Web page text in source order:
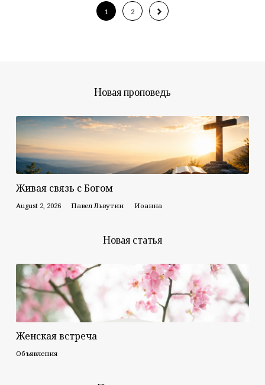
1 2
Новая проповедь
Живая связь с Богом
August 2, 2026 Павел Львутин Иоанна
Новая статья
Женская встреча
Объявления